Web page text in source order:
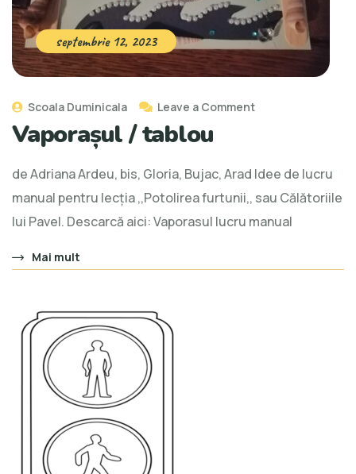
septembrie 12, 2023
Scoala Duminicala Leave a Comment
Vaporașul / tablou
de Adriana Ardeu, bis, Gloria, Bujac, Arad Idee de lucru
manual pentru lecția ,,Potolirea furtunii,, sau Călătoriile
lui Pavel. Descarcă aici: Vaporasul lucru manual
Mai mult